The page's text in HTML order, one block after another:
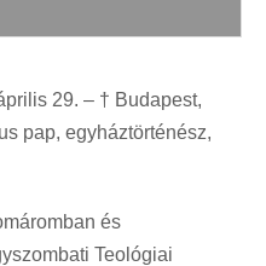
29. – † Budapest,
pap, egyháztörténész,
és
Teológiai